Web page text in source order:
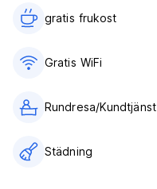
gratis frukost‎
Gratis WiFi
Rundresa/Kundtjänst
Städning